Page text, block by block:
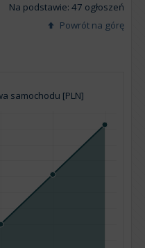
Na podstawie: 47 ogłoszeń
Powrót na górę
samochodu [PLN]